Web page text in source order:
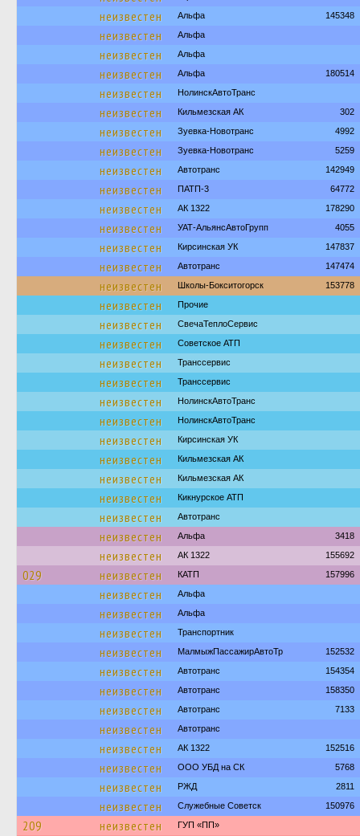
неизвестен Альфа 145348
неизвестен Альфа
неизвестен Альфа
неизвестен Альфа 180514
неизвестен НолинскАвтоТранс
неизвестен Кильмезская АК 302
неизвестен Зуевка-Новотранс 4992
неизвестен Зуевка-Новотранс 5259
неизвестен Автотранс 142949
неизвестен ПАТП-3 64772
неизвестен АК 1322 178290
неизвестен УАТ-АльянсАвтоГрупп 4055
неизвестен Кирсинская УК 147837
неизвестен Автотранс 147474
неизвестен Школы-Бокситогорск 153778
неизвестен Прочие
неизвестен СвечаТеплоСервис
неизвестен Советское АТП
неизвестен Транссервис
неизвестен Транссервис
неизвестен НолинскАвтоТранс
неизвестен НолинскАвтоТранс
неизвестен Кирсинская УК
неизвестен Кильмезская АК
неизвестен Кильмезская АК
неизвестен Кикнурское АТП
неизвестен Автотранс
неизвестен Альфа 3418
неизвестен АК 1322 155692
029 неизвестен КАТП 157996
неизвестен Альфа
неизвестен Альфа
неизвестен Транспортник
неизвестен МалмыжПассажирАвтоТр 152532
неизвестен Автотранс 154354
неизвестен Автотранс 158350
неизвестен Автотранс 7133
неизвестен Автотранс
неизвестен АК 1322 152516
неизвестен ООО УБД на СК 5768
неизвестен РЖД 2811
неизвестен Служебные Советск 150976
209 неизвестен ГУП «ПП»